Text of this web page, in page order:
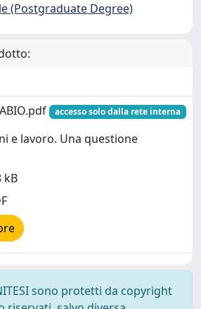
(Postgraduate Degree)
accesso solo dalla rete interna
e lavoro. Una questione
kB
sono protetti da copyright